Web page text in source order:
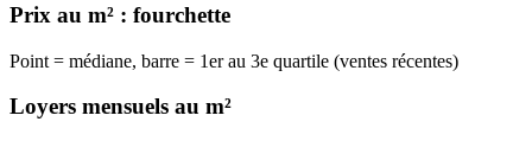
Prix au m² : fourchette
Point = médiane, barre = 1er au 3e quartile (ventes récentes)
Loyers mensuels au m²